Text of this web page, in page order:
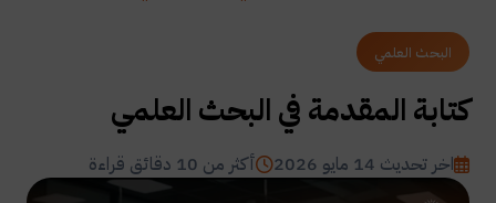
البحث العلمي
كتابة المقدمة في البحث العلمي
اخر تحديث 14 مايو 2026 أكثر من 10 دقائق قراءة